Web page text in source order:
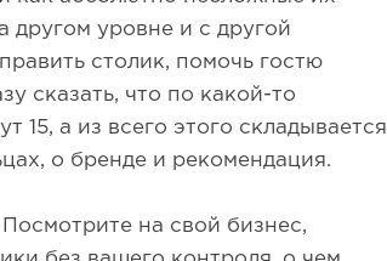
другом уровне и с другой
столик, помочь гостю
сказать, что по какой-то
15, а из всего этого складывается
о бренде и рекомендация.
на свой бизнес,